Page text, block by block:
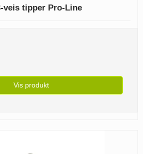
veis tipper Pro-Line
Vis produkt